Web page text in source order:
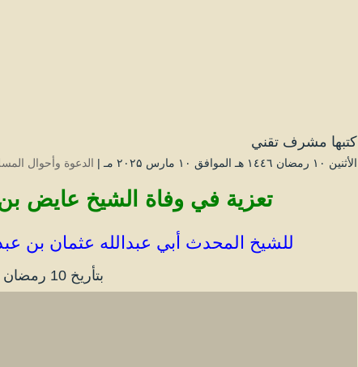
كتبها مشرف تقني
الأثنين ۱۰ رمضان ۱٤٤٦ هـ الموافق ۱۰ مارس ۲۰۲۵ مـ | الدعوة وأحوال
للشيخ المحدث أبي عبدالله عثمان بن
بتأريخ 10 رمضان 1446